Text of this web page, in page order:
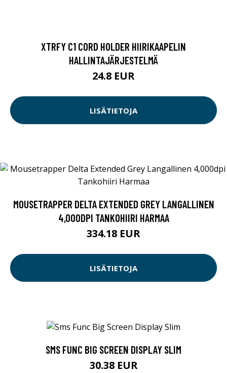
XTRFY C1 CORD HOLDER HIIRIKAAPELIN
HALLINTAJÄRJESTELMÄ
24.8 EUR
LISÄTIETOJA
MOUSETRAPPER DELTA EXTENDED GREY LANGALLINEN
4,000DPI TANKOHIIRI HARMAA
334.18 EUR
LISÄTIETOJA
SMS FUNC BIG SCREEN DISPLAY SLIM
30.38 EUR